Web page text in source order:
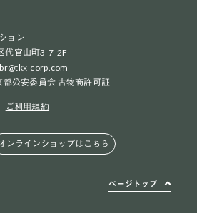
初めての方
ョン
代官山町3-7-2F
corp.com
公安委員会 古物商許可証
ご利用規約
オンラインショップはこちら
ページトップ